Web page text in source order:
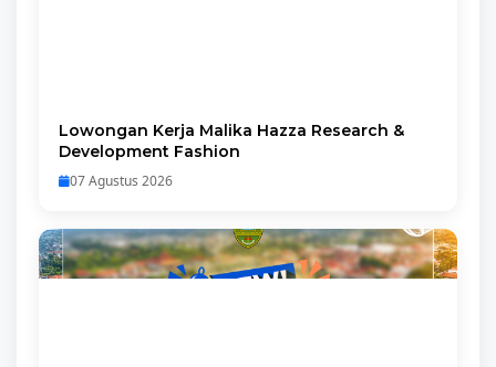
Lowongan Kerja Malika Hazza Research &
Development Fashion
07 Agustus 2026